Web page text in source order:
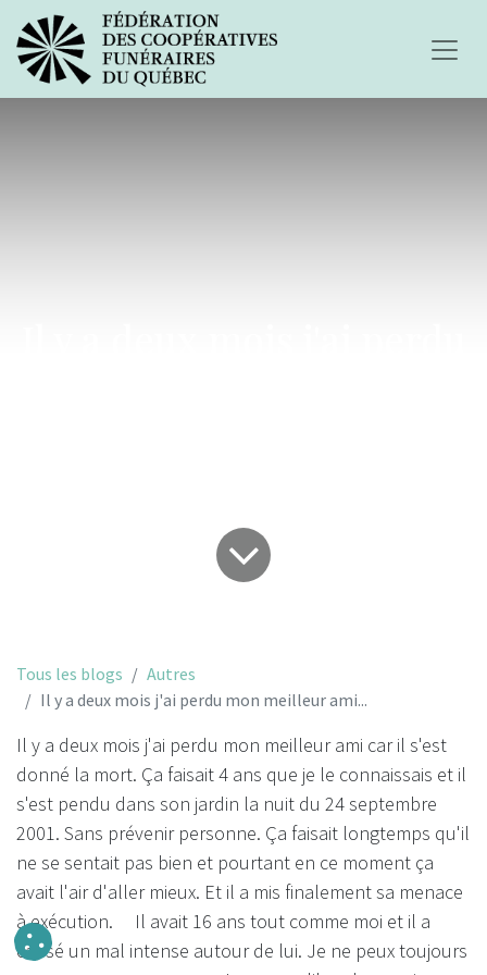
Tous les blogs
Autres
Il y a deux mois j'ai perdu mon meilleur ami...
Il y a deux mois j'ai perdu mon meilleur ami car il s'est
donné la mort. Ça faisait 4 ans que je le connaissais et il
s'est pendu dans son jardin la nuit du 24 septembre
2001. Sans prévenir personne. Ça faisait longtemps qu'il
ne se sentait pas bien et pourtant en ce moment ça
avait l'air d'aller mieux. Et il a mis finalement sa menace
à exécution. Il avait 16 ans tout comme moi et il a
causé un mal intense autour de lui. Je ne peux toujours